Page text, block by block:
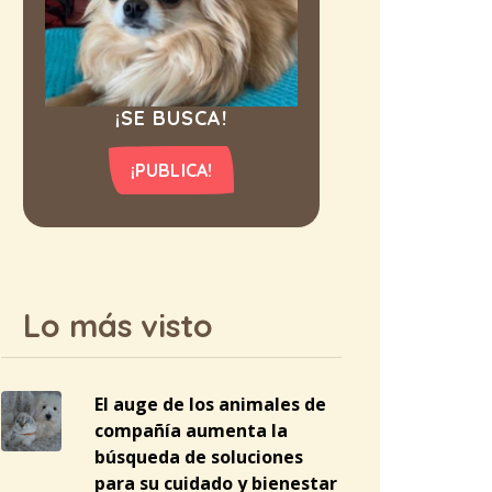
¡SE BUSCA!
¡PUBLICA!
Lo más visto
El auge de los animales de
compañía aumenta la
búsqueda de soluciones
para su cuidado y bienestar